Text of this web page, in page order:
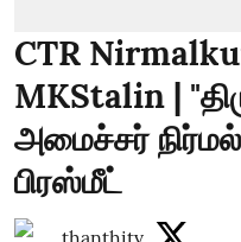
CTR
MKStalin |
அமைச்சர்
பிரஸ்மீட்
thanthitv